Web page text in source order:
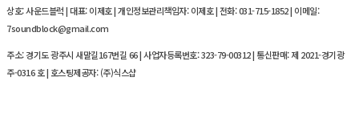
상호: 사운드블럭 | 대표: 이제호 | 개인정보관리책임자: 이제호 | 전화: 031-715-1852 | 이메일:
7soundblock@gmail.com
주소: 경기도 광주시 새말길167번길 66 | 사업자등록번호:323-79-00312| 통신판매:제 2021-경기광
주-0316 호| 호스팅제공자: (주)식스샵